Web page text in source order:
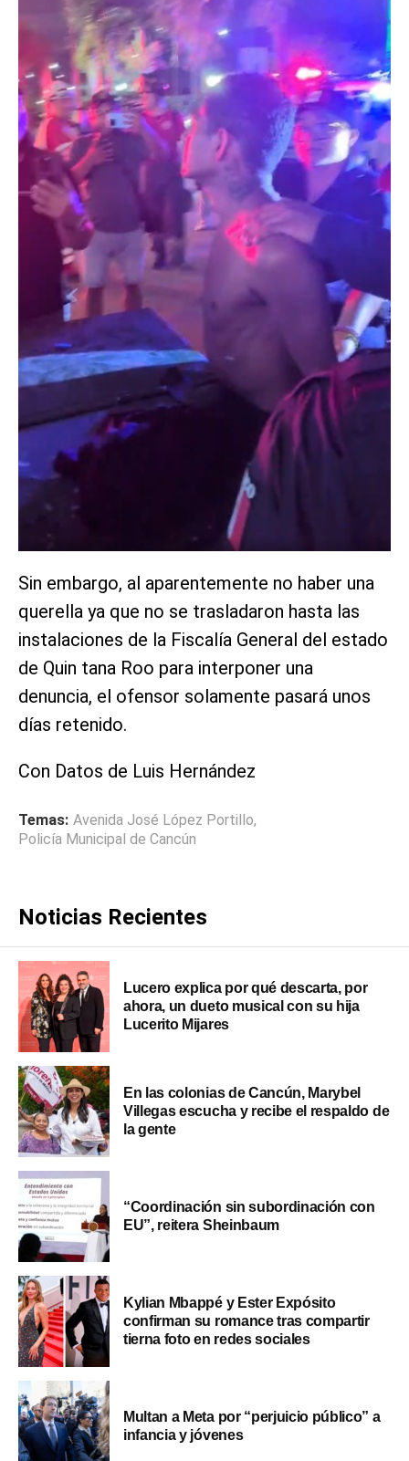
Sin embargo, al aparentemente no haber una
querella ya que no se trasladaron hasta las
instalaciones de la Fiscalía General del estado
de Quin tana Roo para interponer una
denuncia, el ofensor solamente pasará unos
días retenido.
Con Datos de Luis Hernández
Temas: Avenida José López Portillo,
Policía Municipal de Cancún
Noticias Recientes
Lucero explica por qué descarta, por
ahora, un dueto musical con su hija
Lucerito Mijares
En las colonias de Cancún, Marybel
Villegas escucha y recibe el respaldo de
la gente
“Coordinación sin subordinación con
EU”, reitera Sheinbaum
Kylian Mbappé y Ester Expósito
confirman su romance tras compartir
tierna foto en redes sociales
Multan a Meta por “perjuicio público” a
infancia y jóvenes